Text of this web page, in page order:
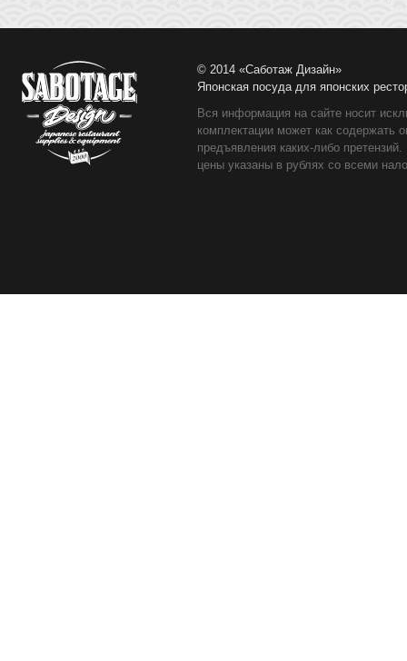
© 2014 «Саботаж Дизайн»
Японская посуда для японских
Вся информация на сайте носит
комплектации может как содержать
предъявления каких-либо
цены указаны в рублях со всеми